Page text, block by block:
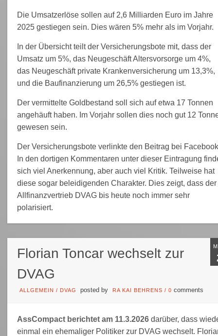
Die Umsatzerlöse sollen auf 2,6 Milliarden Euro im Jahre
2025 gestiegen sein. Dies wären 5% mehr als im Vorjahr.
In der Übersicht teilt der Versicherungsbote mit, dass der
Umsatz um 5%, das Neugeschäft Altersvorsorge um 4%,
das Neugeschäft private Krankenversicherung um 13,3%,
und die Baufinanzierung um 26,5% gestiegen ist.
Der vermittelte Goldbestand soll sich auf etwa 17 Tonnen
angehäuft haben. Im Vorjahr sollen dies noch gut 12
gewesen sein.
Der Versicherungsbote verlinkte den Beitrag bei
In den dortigen Kommentaren unter dieser Eintragung
sich viel Anerkennung, aber auch viel Kritik. Teilweise hat
diese sogar beleidigenden Charakter. Dies zeigt, dass der
Allfinanzvertrieb DVAG bis heute noch immer sehr
polarisiert.
Florian Toncar wechselt zur
DVAG
ALLGEMEIN / DVAG posted by RA KAI BEHRENS / 0 comments
AssCompact berichtet am 11.3.2026darüber, dass
einmal ein ehemaliger Politiker zur DVAG wechselt.